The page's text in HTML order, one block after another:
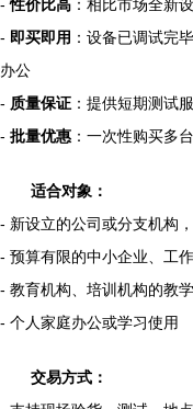
-性价比高 ：相比市场全新
- 即买即用 ：设备已调试完
办公
- 质量保证 ：提供短期测试
- 批量优惠 ：一次性购买多
适合对象：
- 新设立的公司或分支机构
- 预算有限的中小企业、工
- 教育机构、培训机构的教
- 个人家庭办公或学习使用
交易方式：